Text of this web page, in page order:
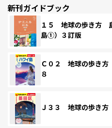
新刊ガイドブック
１５ 地球の歩き方
島①）３訂版
Ｃ０２ 地球の歩き
８
Ｊ３３ 地球の歩き